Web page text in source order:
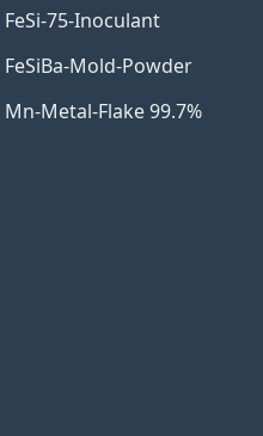
FeSi-75-Inoculant
FeSiBa-Mold-Powder
Mn-Metal-Flake 99.7%